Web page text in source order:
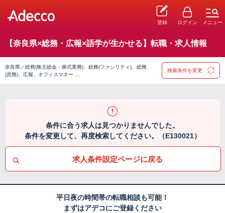
登録 ログイン メニュー
【奈良県×総務・広報×語学が生かせる】転職・求人情報
奈良県／総務(株主総会・株式業務)、総務(ファシリティ)、総務
(庶務)、広報、オフィスマネー …
検索条件を変更
条件に合う求人は見つかりませんでした。
条件を変更して、再度検索してください。（E130021）
求人条件設定ページに戻る
平日夜の時間帯の転職相談も可能！
まずはアデコにご登録ください